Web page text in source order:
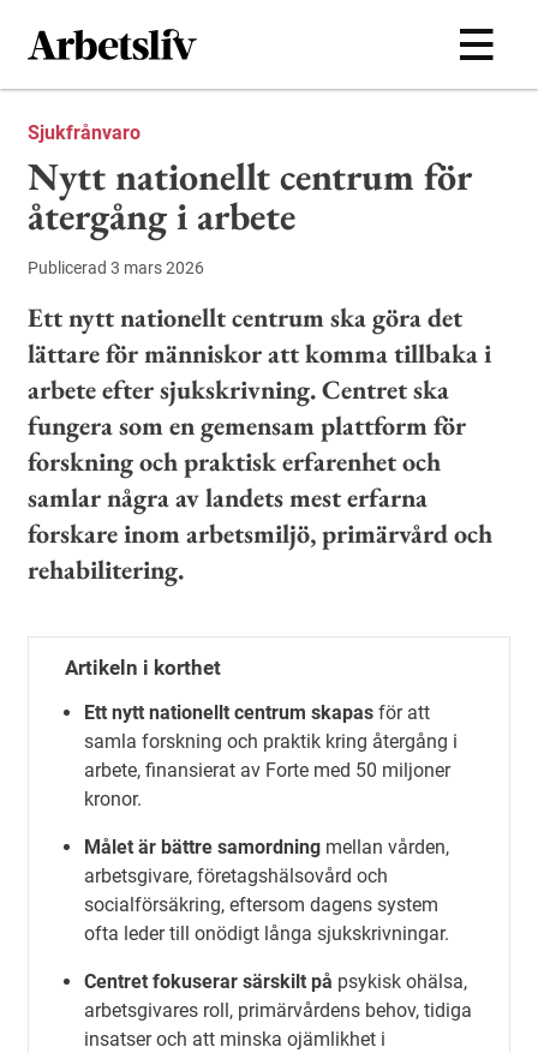
Hoppa till huvudinnehållet
Sjukfrånvaro
Nytt nationellt centrum för
återgång i arbete
Publicerad 3 mars 2026
Ett nytt nationellt centrum ska göra det
lättare för människor att komma tillbaka i
arbete efter sjukskrivning. Centret ska
fungera som en gemensam plattform för
forskning och praktisk erfarenhet och
samlar några av landets mest erfarna
forskare inom arbetsmiljö, primärvård och
rehabilitering.
Artikeln i korthet
Ett nytt nationellt centrum skapas för att
samla forskning och praktik kring återgång i
arbete, finansierat av Forte med 50 miljoner
kronor.
Målet är bättre samordning mellan vården,
arbetsgivare, företagshälsovård och
socialförsäkring, eftersom dagens system
ofta leder till onödigt långa sjukskrivningar.
Centret fokuserar särskilt på psykisk ohälsa,
arbetsgivares roll, primärvårdens behov, tidiga
insatser och att minska ojämlikhet i